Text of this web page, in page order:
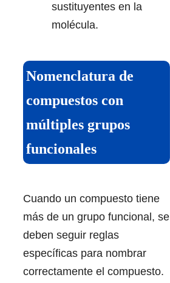
sustituyentes en la
molécula.
Nomenclatura de
compuestos con
múltiples grupos
funcionales
Cuando un compuesto tiene
más de un grupo funcional, se
deben seguir reglas
específicas para nombrar
correctamente el compuesto.